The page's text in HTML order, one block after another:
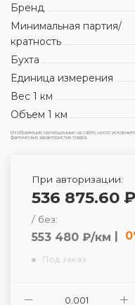
Бренд
Минимальная партия/
кратность
Бухта
Единица измерения
Вес 1 км
Объем 1 км
Изображения, размещенные на сайте, носят
фактических характеристик товара.
При авторизации:
536 875.60
/ без:
553 480 ₽/км |
Под заказ